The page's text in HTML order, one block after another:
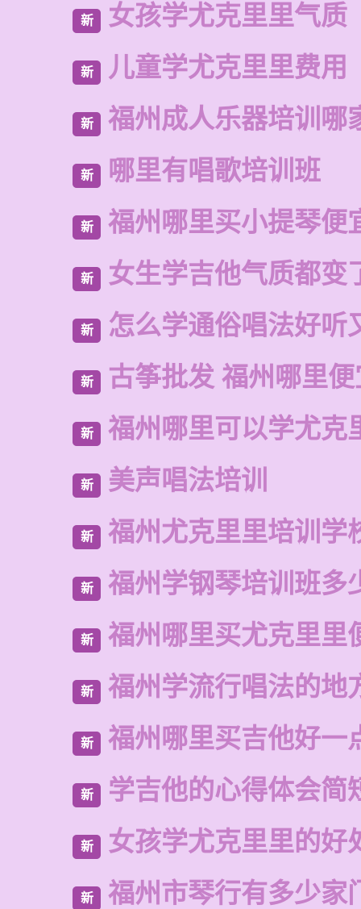
新 女孩学尤克里里气质
新 儿童学尤克里里费用
新 福州成人乐器培训哪
新 哪里有唱歌培训班
新 福州哪里买小提琴便
新 女生学吉他气质都变
新 怎么学通俗唱法好听
新 古筝批发 福州哪里
新 福州哪里可以学尤克
新 美声唱法培训
新 福州尤克里里培训学
新 福州学钢琴培训班多
新 福州哪里买尤克里里
新 福州学流行唱法的地
新 福州哪里买吉他好一
新 学吉他的心得体会简
新 女孩学尤克里里的好
新 福州市琴行有多少家